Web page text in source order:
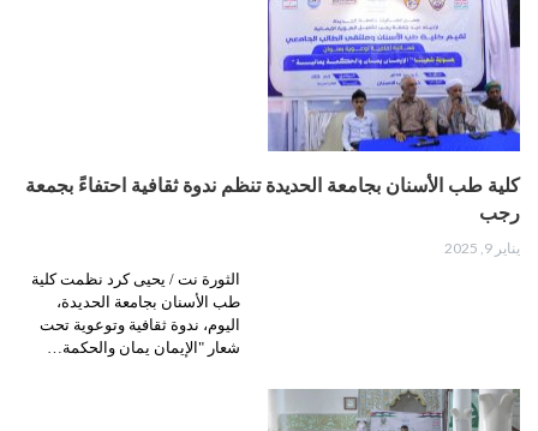
كلية طب الأسنان بجامعة الحديدة تنظم ندوة ثقافية احتفاءً بجمعة
رجب
يناير 9, 2025
الثورة نت / يحيى كرد نظمت كلية
طب الأسنان بجامعة الحديدة،
اليوم، ندوة ثقافية وتوعوية تحت
شعار "الإيمان يمان والحكمة…